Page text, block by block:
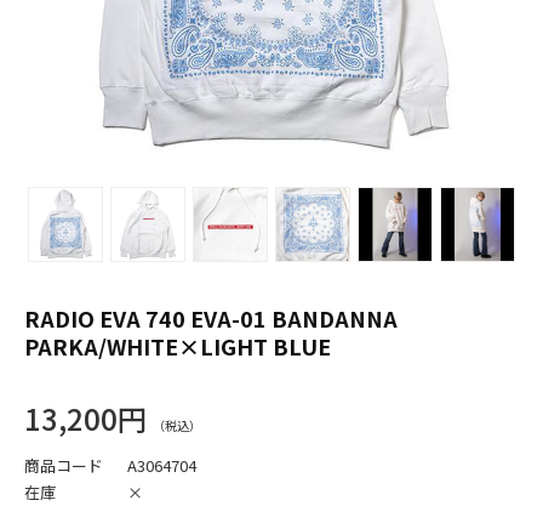
RADIO EVA 740 EVA-01 BANDANNA
PARKA/WHITE×LIGHT BLUE
13,200円
商品コード
A3064704
在庫
×